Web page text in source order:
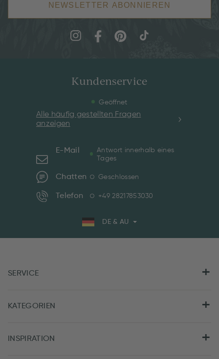
NEWSLETTER ABONNIEREN
Kundenservice
Geöffnet
Alle häufig gestellten Fragen
anzeigen
E-Mail
Antwort innerhalb eines
Tages
Chatten Geschlossen
Telefon +49 28217853030
DE & AU
SERVICE
KATEGORIEN
INSPIRATION